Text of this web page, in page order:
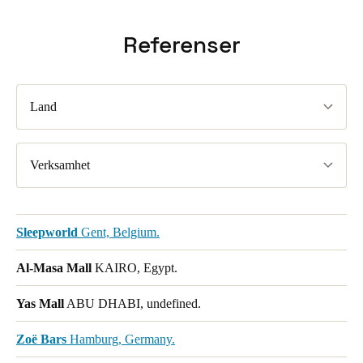
Referenser
Land
Verksamhet
Sleepworld Gent, Belgium.
Al-Masa Mall KAIRO, Egypt.
Yas Mall ABU DHABI, undefined.
Zoë Bars Hamburg, Germany.